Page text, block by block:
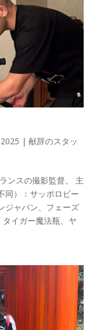
| 献辞のスタッ
ンスの撮影監督。 主
同）：サッポロビー
ジャパン、フェーズ
イガー魔法瓶、ヤ